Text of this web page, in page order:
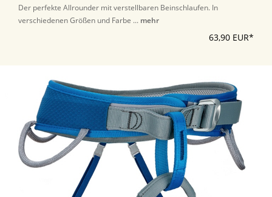
Der perfekte Allrounder mit verstellbaren Beinschlaufen. In
verschiedenen Größen und Farbe ... mehr
63,90 EUR*